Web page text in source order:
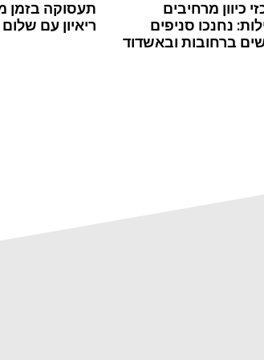
כיוון מרחיבים
נחנכו סניפים
ברחובות ובאשדוד
תעסוקה בזמן
ריאיון עם